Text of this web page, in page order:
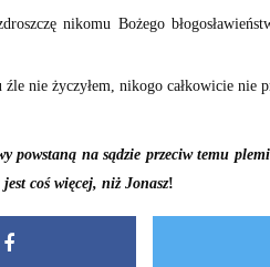
nikomu Bożego
nie życzyłem, nikogo całkowicie nie
powstaną na sądzie przeciw temu
coś więcej, niż Jonasz!